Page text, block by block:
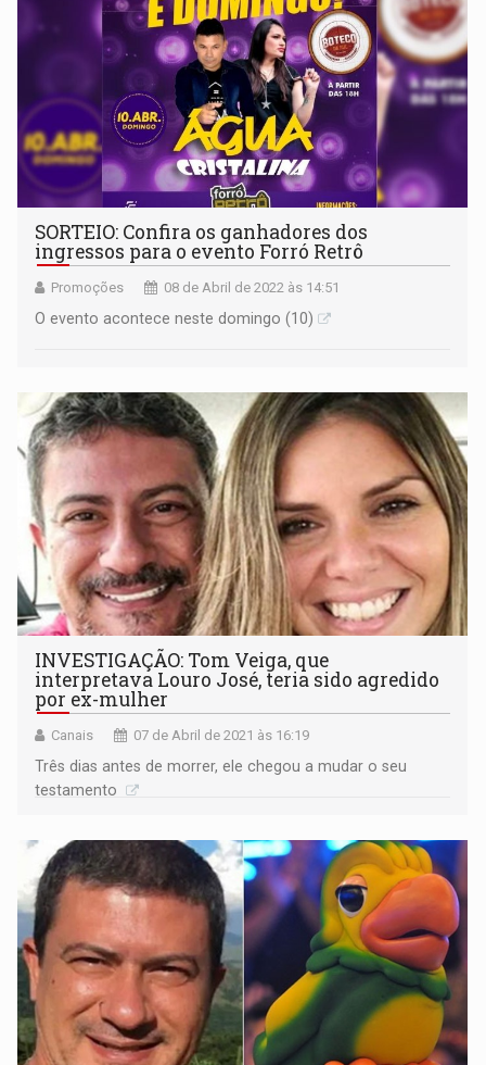
SORTEIO: Confira os ganhadores dos
ingressos para o evento Forró Retrô
Promoções 08 de Abril de 2022 às 14:51
O evento acontece neste domingo (10)
INVESTIGAÇÃO: Tom Veiga, que
interpretava Louro José, teria sido agredido
por ex-mulher
Canais 07 de Abril de 2021 às 16:19
Três dias antes de morrer, ele chegou a mudar o seu
testamento